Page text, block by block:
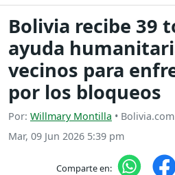
Bolivia recibe 39
ayuda
vecinos para
por los bloqueos
Por: Willmary Montilla • Bolivia.com
Mar, 09 Jun 2026 5:39 pm
Comparte en: